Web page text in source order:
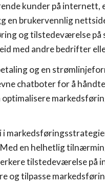
kunder på
en brukervennlig
og tilstedeværelse på
med andre bedrifter
og en
chatboter for å
en helhetlig
tilstedeværelse på
og tilpasse